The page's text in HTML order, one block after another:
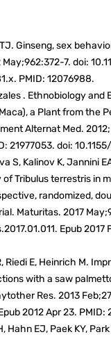
Ginseng, sex
7. doi:
PMID: 12076988.
. Ethnobiology
a Plant from the
Alternat Med.
21977053. doi:
S, Kalinov K, Jannini
Tribulus terrestris in
randomized,
Maturitas. 2017
Epub 2017
Riedi E, Heinrich M.
with a saw
Res. 2013
2012 Apr 23. PMID:
Hahn EJ, Paek KY,